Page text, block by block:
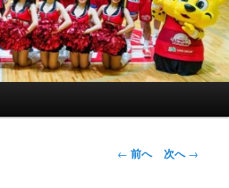
投← 前へ 次へ→